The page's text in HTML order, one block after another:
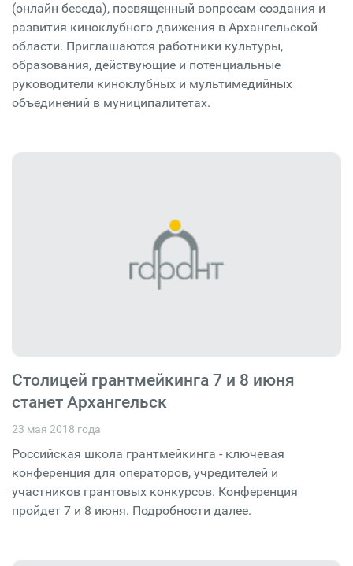
(онлайн беседа), посвященный вопросам создания и
развития киноклубного движения в Архангельской
области. Приглашаются работники культуры,
образования, действующие и потенциальные
руководители киноклубных и мультимедийных
объединений в муниципалитетах.
Столицей грантмейкинга 7 и 8 июня
станет Архангельск
23 мая 2018 года
Российская школа грантмейкинга - ключевая
конференция для операторов, учредителей и
участников грантовых конкурсов. Конференция
пройдет 7 и 8 июня. Подробности далее.